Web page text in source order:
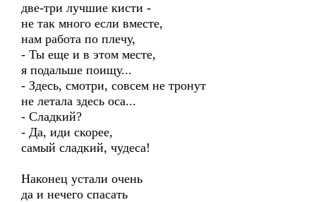
две-три лучшие кисти -
не так много если вместе,
нам работа по плечу,
- Ты еще и в этом месте,
я подальше поищу...
- Здесь, смотри, совсем не тронут
не летала здесь оса...
- Сладкий?
- Да, иди скорее,
самый сладкий, чудеса!
Наконец устали очень
да и нечего спасать